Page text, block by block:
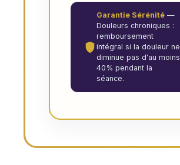
Garantie Sérénité —
Douleurs chroniques :
remboursement
intégral si la douleur ne
diminue pas d'au moins
40% pendant la
séance.